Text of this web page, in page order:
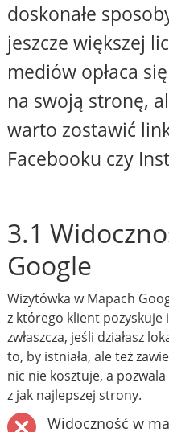
doskonałe
jeszcze większej
mediów opłaca
na swoją stronę,
warto zostawić
Facebooku czy
3.1
Google
Wizytówka w Mapach
z którego klient
zwłaszcza, jeśli działasz
to, by istniała, ale też
nic nie kosztuje, a
z jak najlepszej strony.
Widoczność w